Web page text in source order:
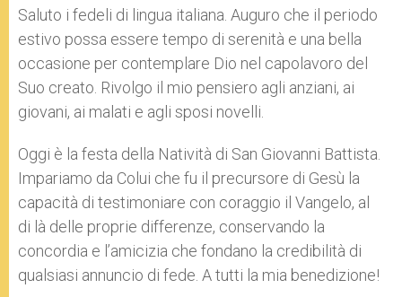
p
p
g
e
r
o
k
r
Saluto i fedeli di lingua italiana. Auguro che il periodo
estivo possa essere tempo di serenità e una bella
occasione per contemplare Dio nel capolavoro del
Suo creato. Rivolgo il mio pensiero agli anziani, ai
giovani, ai malati e agli sposi novelli.
Oggi è la festa della Natività di San Giovanni Battista.
Impariamo da Colui che fu il precursore di Gesù la
capacità di testimoniare con coraggio il Vangelo, al
di là delle proprie differenze, conservando la
concordia e l’amicizia che fondano la credibilità di
qualsiasi annuncio di fede. A tutti la mia benedizione!